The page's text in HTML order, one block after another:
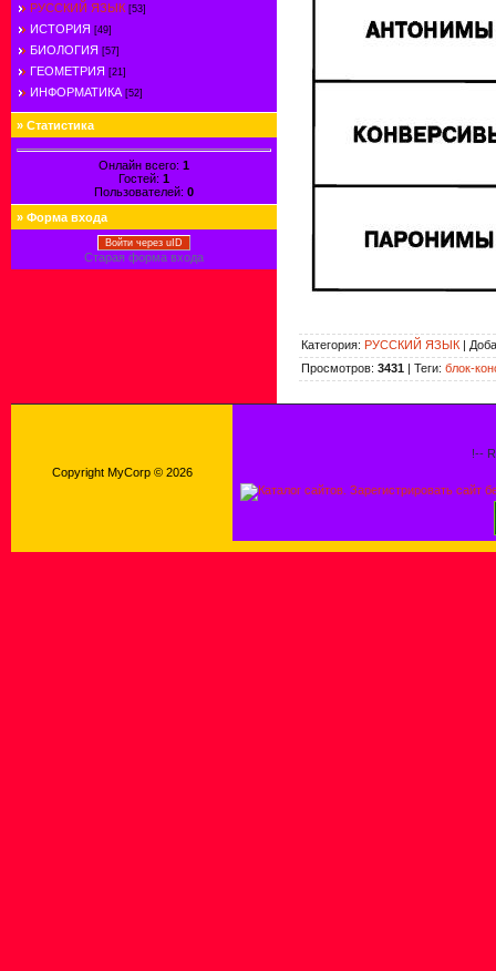
РУССКИЙ ЯЗЫК [53]
ИСТОРИЯ [49]
БИОЛОГИЯ [57]
ГЕОМЕТРИЯ [21]
ИНФОРМАТИКА [52]
» Статистика
Онлайн всего: 1
Гостей: 1
Пользователей: 0
» Форма входа
Войти через uID
Старая форма входа
Категория: РУССКИЙ ЯЗЫК |
Просмотров: 3431 | Теги: блок-
Copyright MyCorp © 2026
!--